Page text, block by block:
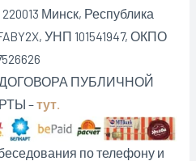
Минск, Республика
УНП 101541947, ОКПО
ДОГОВОРА ПУБЛИЧНОЙ
–тут.
по телефону и